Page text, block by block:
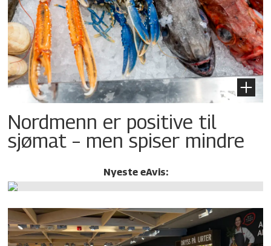
Nordmenn er positive til
sjømat – men spiser mindre
Nyeste eAvis: